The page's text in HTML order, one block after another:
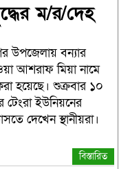
ম/র/দেহ
উপজেলায় বন্যার
আশরাফ মিয়া নামে
হয়েছে। শুক্রবার ১০
ইউনিয়নের
দেখেন স্থানীয়রা।
বিস্তারিত